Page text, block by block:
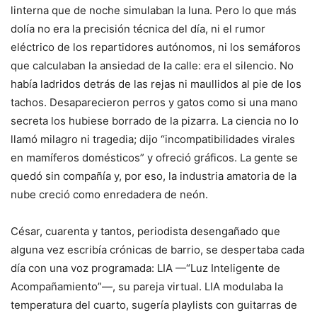
linterna que de noche simulaban la luna. Pero lo que más
dolía no era la precisión técnica del día, ni el rumor
eléctrico de los repartidores autónomos, ni los semáforos
que calculaban la ansiedad de la calle: era el silencio. No
había ladridos detrás de las rejas ni maullidos al pie de los
tachos. Desaparecieron perros y gatos como si una mano
secreta los hubiese borrado de la pizarra. La ciencia no lo
llamó milagro ni tragedia; dijo “incompatibilidades virales
en mamíferos domésticos” y ofreció gráficos. La gente se
quedó sin compañía y, por eso, la industria amatoria de la
nube creció como enredadera de neón.
César, cuarenta y tantos, periodista desengañado que
alguna vez escribía crónicas de barrio, se despertaba cada
día con una voz programada: LIA —“Luz Inteligente de
Acompañamiento”—, su pareja virtual. LIA modulaba la
temperatura del cuarto, sugería playlists con guitarras de